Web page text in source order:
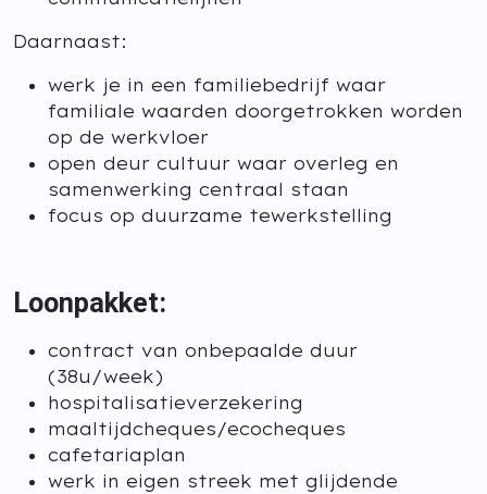
Daarnaast:
werk je in een familiebedrijf waar
familiale waarden doorgetrokken worden
op de werkvloer
open deur cultuur waar overleg en
samenwerking centraal staan
focus op duurzame tewerkstelling
Loonpakket:
contract van onbepaalde duur
(38u/week)
hospitalisatieverzekering
maaltijdcheques/ecocheques
cafetariaplan
werk in eigen streek met glijdende